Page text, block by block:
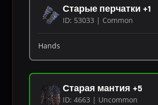
Старые перчатки +1
ID: 53033 | Common
Hands
Старая мантия +5
ID: 4663 | Uncommon